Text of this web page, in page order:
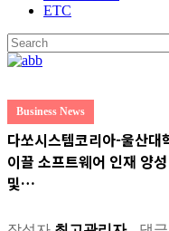
ETC
Business News
다쏘시스템코리아-울산
이끌 소프트웨어 인재 양
및…